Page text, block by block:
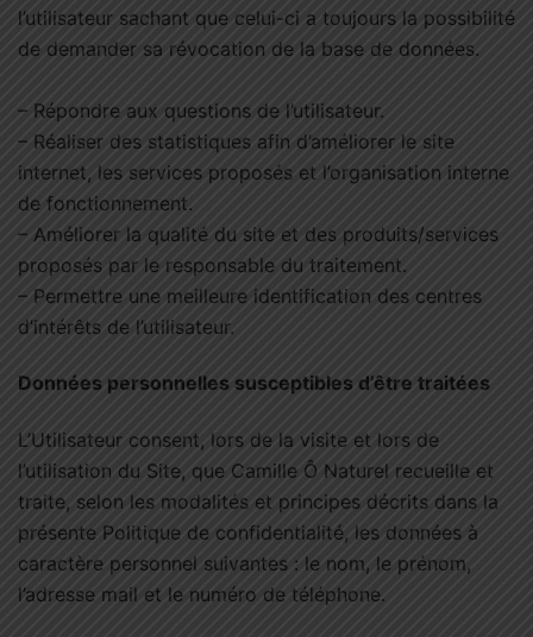
l’utilisateur sachant que celui-ci a toujours la possibilité
de demander sa révocation de la base de données.
– Répondre aux questions de l’utilisateur.
– Réaliser des statistiques afin d’améliorer le site
internet, les services proposés et l’organisation interne
de fonctionnement.
– Améliorer la qualité du site et des produits/services
proposés par le responsable du traitement.
– Permettre une meilleure identification des centres
d’intérêts de l’utilisateur.
Données personnelles susceptibles d’être traitées
L’Utilisateur consent, lors de la visite et lors de
l’utilisation du Site, que Camille Ô Naturel recueille et
traite, selon les modalités et principes décrits dans la
présente Politique de confidentialité, les données à
caractère personnel suivantes : le nom, le prénom,
l’adresse mail et le numéro de téléphone.